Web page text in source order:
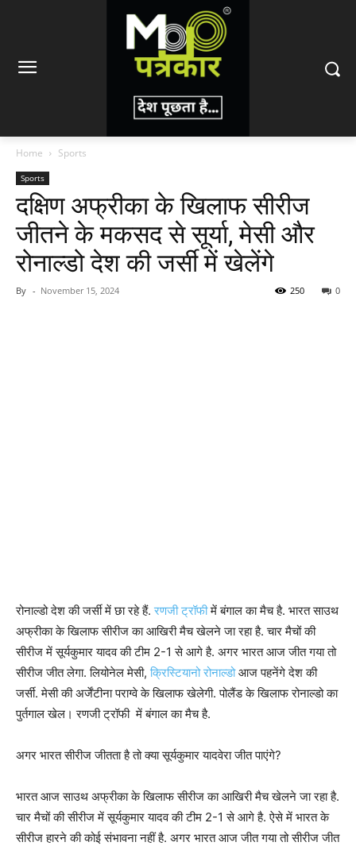
Home Sports
Sports
दक्षिण अफ्रीका के खिलाफ सीरीज
जीतने के मकसद से सूर्या, मेसी और
रोनाल्डो देश की जर्सी में खेलेंगे
By - November 15, 2024 0
250
रोनाल्डो देश की जर्सी में छा रहे हैं.रणजी ट्रॉफीमें बंगाल का मैच है. भारत साउथ
अफ्रीका के खिलाफ सीरीज का आखिरी मैच खेलने जा रहा है. चार मैचों की
सीरीज में सूर्यकुमार यादव की टीम 2-1 से आगे है. अगर भारत आज जीत गया तो
सीरीज जीत लेगा. लियोनेल मेसी,क्रिस्टियानो रोनाल्डोआज पहनेंगे देश की
जर्सी. मेसी की अर्जेंटीना पराग्वे के खिलाफ खेलेगी. पोलैंड के खिलाफ रोनाल्डो का
पुर्तगाल खेल। रणजी ट्रॉफी में बंगाल का मैच है.
अगर भारत सीरीज जीतता है तो क्या सूर्यकुमार यादवेरा जीत पाएंगे?
भारत आज साउथ अफ्रीका के खिलाफ सीरीज का आखिरी मैच खेलने जा रहा है.
चार मैचों की सीरीज में सूर्यकुमार यादव की टीम 2-1 से आगे है. ऐसे में भारत के
सीरीज हारने की कोई संभावना नहीं है. अगर भारत आज जीत गया तो सीरीज जीत